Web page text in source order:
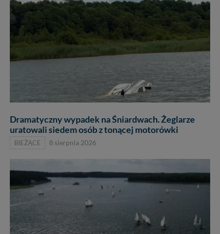
Dramatyczny wypadek na Śniardwach. Żeglarze
uratowali siedem osób z tonącej motorówki
BIEŻĄCE 8 sierpnia 2026